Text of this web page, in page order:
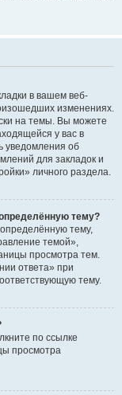
в вашем веб-
изменениях.
на темы. Вы можете
у вас в
уведомления об
для закладок и
личного раздела.
тему?
тему,
темой»,
просмотра тем.
ответа» при
тему.
по ссылке
просмотра